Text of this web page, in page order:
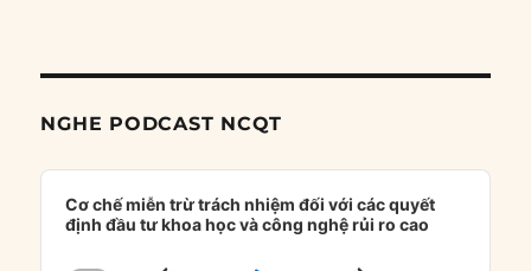
NGHE PODCAST NCQT
Audio
Player
Cơ chế miễn trừ trách nhiệm đối với các quyết
định đầu tư khoa học và công nghệ rủi ro cao